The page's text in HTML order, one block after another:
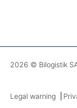
2026 © Bilogistik
Legal warning